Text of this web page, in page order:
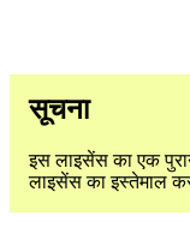
सूचना
इस लाइसेंस का एक
लाइसेंस का इस्तेमाल